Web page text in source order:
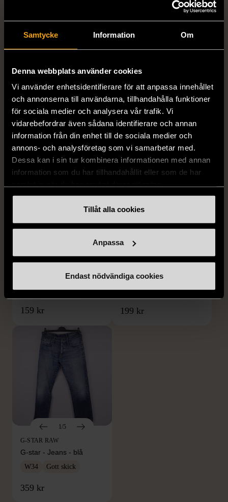
Samtycke Information Om
Denna webbplats använder cookies
Vi använder enhetsidentifierare för att anpassa innehållet
och annonserna till användarna, tillhandahålla funktioner
för sociala medier och analysera vår trafik. Vi
vidarebefordrar även sådana identifierare och annan
information från din enhet till de sociala medier och
annons- och analysföretag som vi samarbetar med.
Dessa kan i sin tur kombinera informationen med annan
information som du har tillhandahållit eller som de har
Tillåt alla cookies
Anpassa
Endast nödvändiga cookies
BY TEESHOPPEN
mörkblå kostym
XXL (54) Nytt skick
399 kr
HILDITCH & KEY
med bröstficka
Mycket gott skick
399 kr
1/5
Kostymbyxor med
Gott skick
159 kr
1/5
- Blå vit
XL (52)
Mycket gott skick
199 kr
1/5
G-STAR RAW
G-star - Jeans - blå
W34 Gott skick
359 kr
FRÅN SAMMA VARUMÄRKE